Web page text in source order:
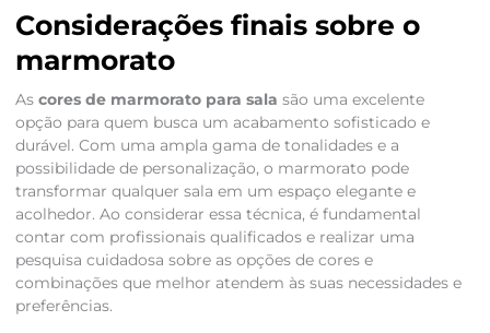
Considerações finais sobre o
marmorato
As cores de marmorato para sala são uma excelente
opção para quem busca um acabamento sofisticado e
durável. Com uma ampla gama de tonalidades e a
possibilidade de personalização, o marmorato pode
transformar qualquer sala em um espaço elegante e
acolhedor. Ao considerar essa técnica, é fundamental
contar com profissionais qualificados e realizar uma
pesquisa cuidadosa sobre as opções de cores e
combinações que melhor atendem às suas necessidades e
preferências.